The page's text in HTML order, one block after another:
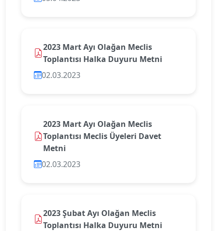
2023 Mart Ayı Olağan Meclis
Toplantısı Halka Duyuru Metni
02.03.2023
2023 Mart Ayı Olağan Meclis
Toplantısı Meclis Üyeleri Davet
Metni
02.03.2023
2023 Şubat Ayı Olağan Meclis
Toplantısı Halka Duyuru Metni